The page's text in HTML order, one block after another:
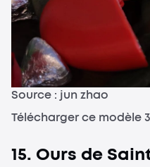
Source : jun zhao
Télécharger ce modèle
15. Ours de